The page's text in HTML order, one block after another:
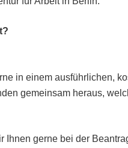
in einem ausführlichen,
gemeinsam heraus,
Ihnen gerne bei der